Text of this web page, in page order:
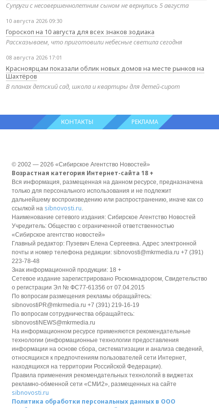
Супруги с несовершеннолетним сыном не вернулись 5 августа
10 августа 2026 09:30
Гороскоп на 10 августа для всех знаков зодиака
Рассказываем, что приготовили небесные светила сегодня
08 августа 2026 17:01
Красноярцам показали облик новых домов на месте рынков на
Шахтёров
В планах детский сад, школа и квартиры для детей‑сирот
КОНТАКТЫ РЕКЛАМА
© 2002 — 2026 «Сибирское Агентство Новостей»
Возрастная категория Интернет-сайта 18 +
Вся информация, размещенная на данном ресурсе, предназначена
только для персонального использования и не подлежит
дальнейшему воспроизведению или распространению, иначе как со
ссылкой на sibnovosti.ru
Наименование сетевого издания: Сибирское Агентство Новостей
Учредитель: Общество с ограниченной ответственностью
«Сибирское агентство новостей»
Главный редактор: Пузевич Елена Сергеевна. Адрес электронной
почты и номер телефона редакции: sibnovosti@mkrmedia.ru +7 (391)
223-78-48
Знак информационной продукции: 18 +
Сетевое издание зарегистрировано Роскомнадзором, Свидетельство
о регистрации Эл № ФС77-61356 от 07.04.2015
По вопросам размещения рекламы обращайтесь:
sibnovostiPR@mkrmedia.ru +7 (391) 219-16-19
По вопросам сотрудничества обращайтесь:
sibnovostiNEWS@mkrmedia.ru
На информационном ресурсе применяются рекомендательные
технологии (информационные технологии предоставления
информации на основе сбора, систематизации и анализа сведений,
относящихся к предпочтениям пользователей сети Интернет,
находящихся на территории Российской Федерации).
Правила применения рекомендательных технологий в виджетах
рекламно-обменной сети «СМИ2», размещенных на сайте
sibnovosti.ru
Политика обработки персональных данных в ООО